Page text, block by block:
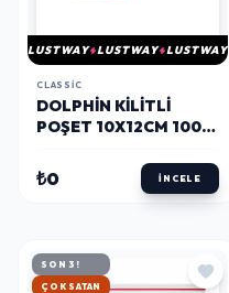
LUSTWAY LUSTWAY LUSTWAY
CLASSIC
DOLPHIN KILITLI
POŞET 10X12CM 1000
KOLI
₺0 İNCELE
SON 3!
HIZLI KARGO